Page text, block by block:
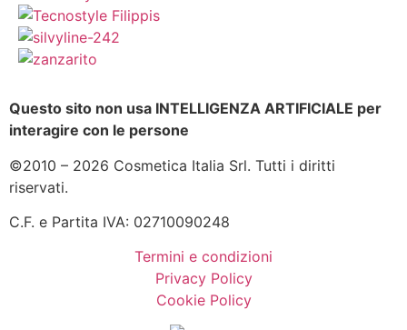
Questo sito non usa INTELLIGENZA ARTIFICIALE per
interagire con le persone
©2010 – 2026 Cosmetica Italia Srl. Tutti i diritti
riservati.
C.F. e Partita IVA: 02710090248
Termini e condizioni
Privacy Policy
Cookie Policy